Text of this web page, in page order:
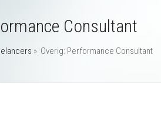
Consultant
» Overig: Performance Consultant